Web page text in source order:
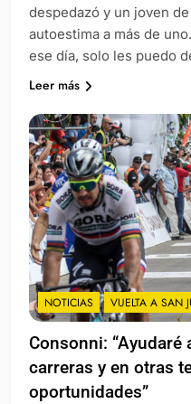
despedazó y un joven
autoestima a más de
ese día, solo les puedo
Leer más
NOTICIAS VUELTA A SAN
Consonni: “Ayudaré
carreras y en otras
oportunidades”